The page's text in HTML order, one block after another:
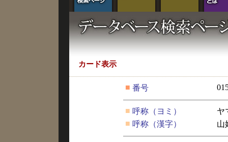
カード表示
■ 番号
■ 呼称（ヨミ）
ヤ
■ 呼称（漢字） 山